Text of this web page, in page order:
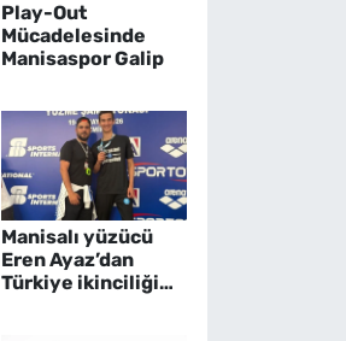
Play-Out
Mücadelesinde
Manisaspor Galip
Manisalı yüzücü
Eren Ayaz’dan
Türkiye ikinciliği